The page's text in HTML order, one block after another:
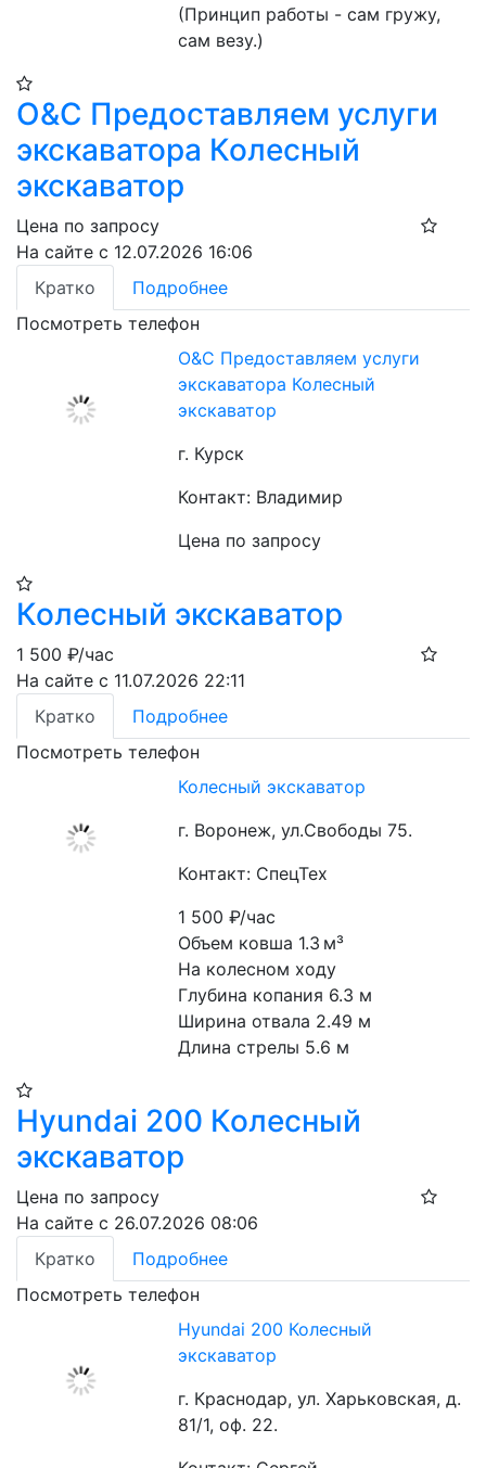
(Принцип работы - сам гружу,
сам везу.)
O&C Предоставляем услуги
экскаватора Колесный
экскаватор
Цена по запросу
На сайте с 12.07.2026 16:06
Кратко
Подробнее
Посмотреть телефон
O&C Предоставляем услуги
экскаватора Колесный
экскаватор
г. Курск
Контакт: Владимир
Цена по запросу
Колесный экскаватор
1 500 ₽/час
На сайте с 11.07.2026 22:11
Кратко
Подробнее
Посмотреть телефон
Колесный экскаватор
г. Воронеж, ул.Свободы 75.
Контакт: СпецТех
1 500₽/час
Объем ковша 1.3 м³
На колесном ходу
Глубина копания 6.3 м
Ширина отвала 2.49 м
Длина стрелы 5.6 м
Hyundai 200 Колесный
экскаватор
Цена по запросу
На сайте с 26.07.2026 08:06
Кратко
Подробнее
Посмотреть телефон
Hyundai 200 Колесный
экскаватор
г. Краснодар, ул. Харьковская, д.
81/1, оф. 22.